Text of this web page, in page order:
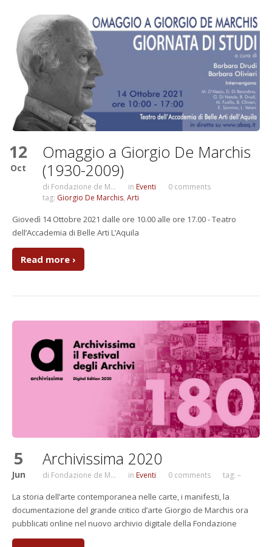
12
Oct
Omaggio a Giorgio De Marchis
(1930-2009)
di Fondazione de M... in Eventi
0 comments
tag: Giorgio De Marchis, Arti
Giovedì 14 Ottobre 2021 dalle ore 10.00 alle ore 17.00 - Teatro
dell’Accademia di Belle Arti L’Aquila
Read more ›
5
Jun
Archivissima 2020
di Fondazione de M... in Eventi 0 comments tag: –
La storia dell’arte contemporanea nelle carte, i manifesti, la
documentazione del grande critico d’arte Giorgio de Marchis ora
pubblicati online nel nuovo archivio digitale della Fondazione